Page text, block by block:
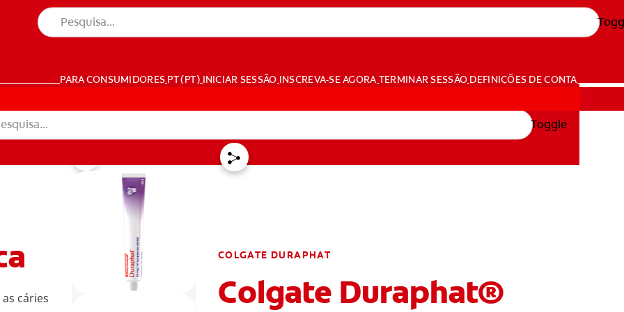
TERMINAR SESSÃO
PARA CONSUMIDORES PT (PT) INICIAR SESSÃO INSCREVA-SE AGORA TERMINAR SESSÃO DEFINIÇÕES DE CONTA
Toggle
cáries
COLGATE DURAPHAT
Colgate Duraphat®